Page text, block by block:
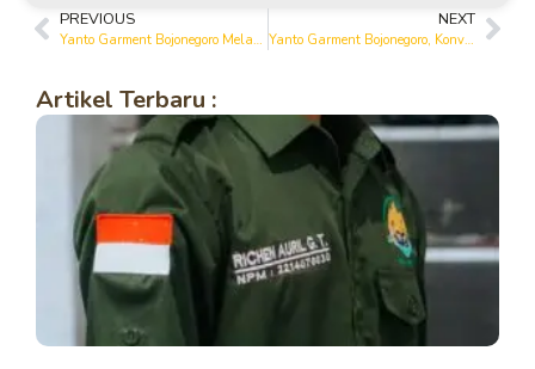
PREVIOUS
Yanto Garment Bojonegoro Melayani Pembuatan Seragam Custom Sesuai Kebutuhan
NEXT
Yanto Garment Bojonegoro, Konveksi Terpercaya dengan Hasil Jahitan Rapi
Artikel Terbaru :